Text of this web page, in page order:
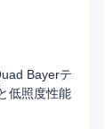
Bayerテ
低照度性能